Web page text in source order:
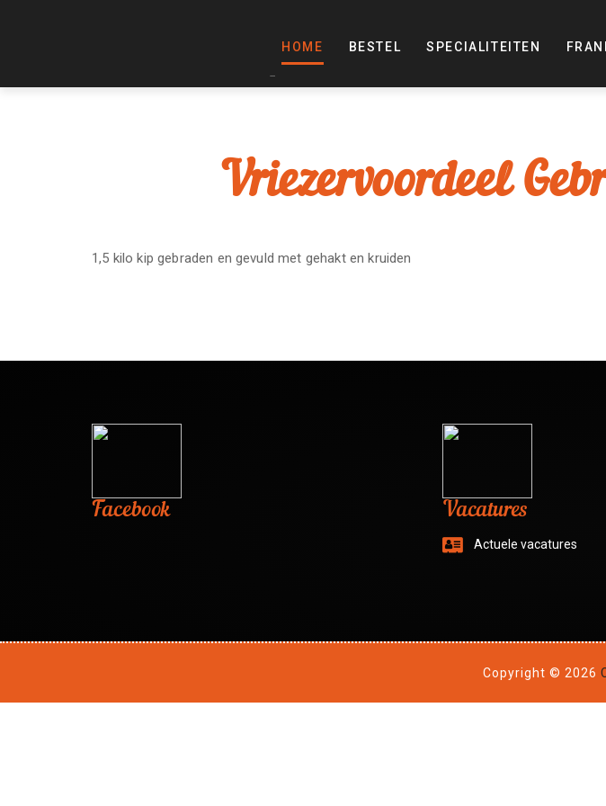
HOME BESTEL SPECIALITEITEN
Vriezervoordeel
1,5 kilo kip gebraden en gevuld met gehakt en kruiden
Facebook Vacatures
Actuele vacatures
Copyright © 2026